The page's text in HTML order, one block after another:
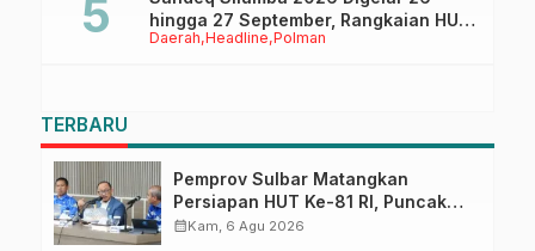
Daerah Headline Polman
hingga 27 September, Rangkaian HUT
Sulbar
TERBARU
Pemprov Sulbar Matangkan
Persiapan HUT Ke-81 RI, Puncak
Upacara di Lapangan Ahmad
calendar_monthKam, 6 Agu 2026